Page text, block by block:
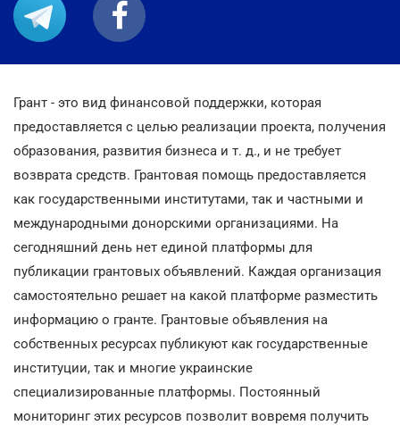
Грант - это вид финансовой поддержки, которая
предоставляется с целью реализации проекта, получения
образования, развития бизнеса и т. д., и не требует
возврата средств. Грантовая помощь предоставляется
как государственными институтами, так и частными и
международными донорскими организациями. На
сегодняшний день нет единой платформы для
публикации грантовых объявлений. Каждая организация
самостоятельно решает на какой платформе разместить
информацию о гранте. Грантовые объявления на
собственных ресурсах публикуют как государственные
институции, так и многие украинские
специализированные платформы. Постоянный
мониторинг этих ресурсов позволит вовремя получить